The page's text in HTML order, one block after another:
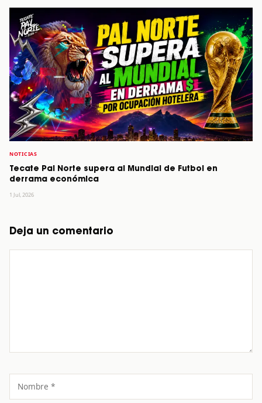
NOTICIAS
Tecate Pal Norte supera al Mundial de Futbol en
derrama económica
1 Jul, 2026
Deja un comentario
Nombre